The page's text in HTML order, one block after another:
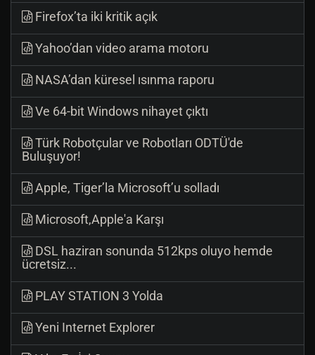
Firefox’ta iki kritik açık
Yahoo’dan video arama motoru
NASA’dan küresel ısınma raporu
Ve 64-bit Windows nihayet çıktı
Türk Robotçular ve Robotları ODTÜ'de
Buluşuyor!
Apple, Tiger’la Microsoft’u solladı
Microsoft,Apple'a Karşı
DSL haziran sonunda 512kps oluyo hemde
ücretsiz...
PLAY STATION 3 Yolda
Yeni Internet Explorer